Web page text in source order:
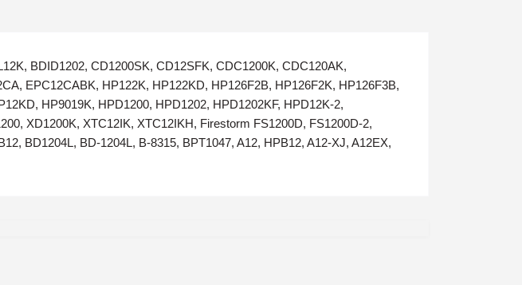
BDID1202, CD1200SK, CD12SFK, CDC1200K, CDC120AK,
EPC12CABK, HP122K, HP122KD, HP126F2B, HP126F2K, HP126F3B,
HP9019K, HPD1200, HPD1202, HPD1202KF, HPD12K-2,
XD1200K, XTC12IK, XTC12IKH, Firestorm FS1200D, FS1200D-2,
BD1204L, BD-1204L, B-8315, BPT1047, A12, HPB12, A12-XJ, A12EX,